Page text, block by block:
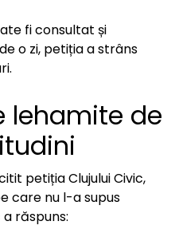
fi consultat și
o zi, petiția a strâns
lehamite de
petiția Clujului Civic,
care nu l-a supus
răspuns: